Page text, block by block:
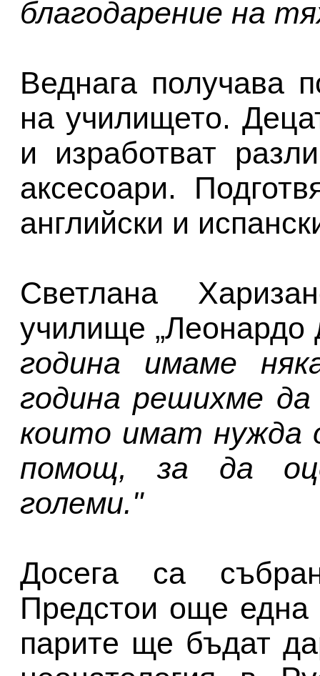
благодарение на
Веднага получава
на училището.
и изработват
аксесоари.
английски и
Светлана
училище
година имаме
година решихме
които имат нужда
помощ, за да
големи."
Досега са
Предстои още една
парите ще бъдат